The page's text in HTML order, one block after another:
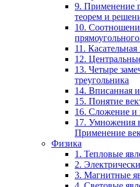
9. Применение
теорем и
10.
11.
12.
13. Четыре
треугольника
14. Вписанная
15. Понятие
16. Сложение и
17. Умножения
Применение
Физика
1. Тепловые
2.
3. Магнитные